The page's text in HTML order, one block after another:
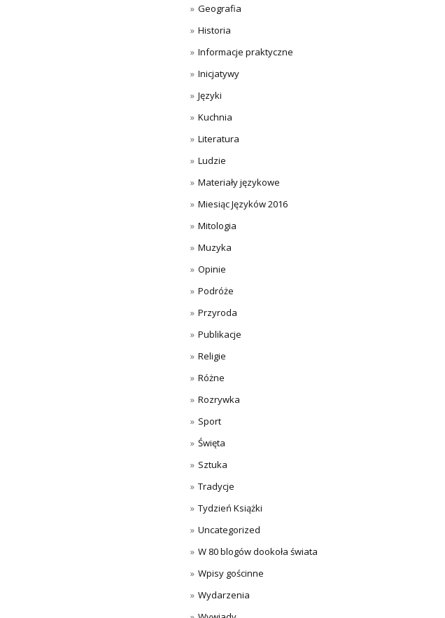
Geografia
Historia
Informacje praktyczne
Inicjatywy
Języki
Kuchnia
Literatura
Ludzie
Materiały językowe
Miesiąc Języków 2016
Mitologia
Muzyka
Opinie
Podróże
Przyroda
Publikacje
Religie
Różne
Rozrywka
Sport
Święta
Sztuka
Tradycje
Tydzień Książki
Uncategorized
W 80 blogów dookoła świata
Wpisy gościnne
Wydarzenia